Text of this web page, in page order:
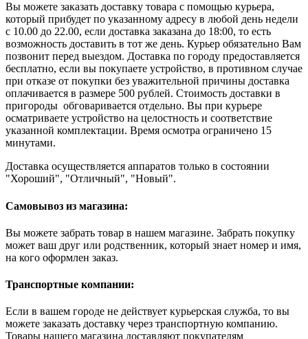
Вы можете заказать доставку товара с помощью курьера,
который прибудет по указанному адресу в любой день недели
с 10.00 до 22.00, если доставка заказана до 18:00, то есть
возможность доставить в тот же день. Курьер обязательно Вам
позвонит перед выездом. Доставка по городу предоставляется
бесплатно, если вы покупаете устройство, в противном случае
при отказе от покупки без уважительной причины доставка
оплачивается в размере 500 рублей. Стоимость доставки в
пригороды обговаривается отдельно. Вы при курьере
осматриваете устройство на целостность и соответствие
указанной комплектации. Время осмотра ограничено 15
минутами.
Доставка осуществляется аппаратов только в состоянии
"Хороший", "Отличный", "Новый".
Самовывоз из магазина:
Вы можете забрать товар в нашем магазине. Забрать покупку
может ваш друг или родственник, который знает номер и имя,
на кого оформлен заказ.
Транспортные компании:
Если в вашем городе не действует курьерская служба, то вы
можете заказать доставку через транспортную компанию.
Товары нашего магазина доставляют покупателям